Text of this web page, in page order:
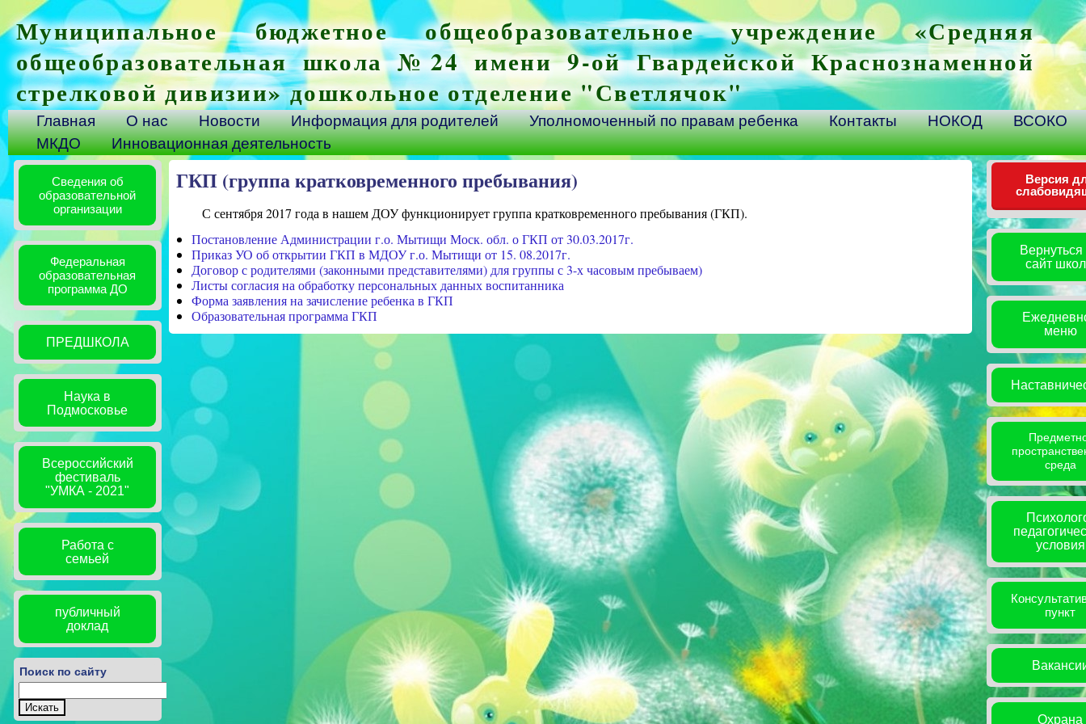
Муниципальное бюджетное общеобразовательное учреждение «Средняя
общеобразовательная школа №24 имени 9-ой Гвардейской Краснознаменной
стрелковой дивизии» дошкольное отделение "Светлячок"
Главная О нас Новости Информация для родителей Уполномоченный по правам ребенка Контакты НОКОД
ВСОКО
МКДО
Инновационная деятельность
Сведения об
образовательной
организации
Федеральная
образовательная
программа ДО
ПРЕДШКОЛА
Наука в
Подмосковье
Всероссийский
фестиваль
"УМКА - 2021"
Работа с
семьей
публичный
доклад
Поиск по сайту
ГКП (группа кратковременного пребывания)
С сентября 2017 года в нашем ДОУ функционирует группа кратковременного пребывания (ГКП).
Постановление Администрации г.о. Мытищи Моск. обл. о ГКП от 30.03.2017г.
Приказ УО об открытии ГКП в МДОУ г.о. Мытищи от 15. 08.2017г.
Договор с родителями (законными представителями) для группы с 3-х часовым пребываем)
Листы согласия на обработку персональных данных воспитанника
Форма заявления на зачисление ребенка в ГКП
Образовательная программа ГКП
Версия
Вернуться
сайт
меню
среда
условия
пункт
Охрана